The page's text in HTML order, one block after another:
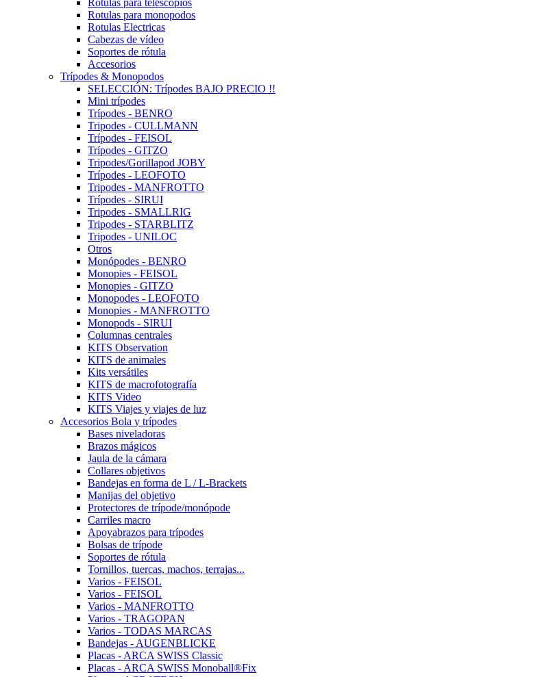
Rótulas para telescopios
Rotulas para monopodos
Rotulas Electricas
Cabezas de vídeo
Soportes de rótula
Accesorios
Trípodes & Monopodos
SELECCIÓN: Trípodes BAJO PRECIO !!
Mini trípodes
Trípodes - BENRO
Tripodes - CULLMANN
Trípodes - FEISOL
Trípodes - GITZO
Tripodes/Gorillapod JOBY
Trípodes - LEOFOTO
Tripodes - MANFROTTO
Trípodes - SIRUI
Tripodes - SMALLRIG
Tripodes - STARBLITZ
Tripodes - UNILOC
Otros
Monópodes - BENRO
Monopies - FEISOL
Monopies - GITZO
Monopodes - LEOFOTO
Monopies - MANFROTTO
Monopods - SIRUI
Columnas centrales
KITS Observation
KITS de animales
Kits versátiles
KITS de macrofotografía
KITS Video
KITS Viajes y viajes de luz
Accesorios Bola y trípodes
Bases niveladoras
Brazos mágicos
Jaula de la cámara
Collares objetivos
Bandejas en forma de L / L-Brackets
Manijas del objetivo
Protectores de trípode/monópode
Carriles macro
Apoyabrazos para trípodes
Bolsas de trípode
Soportes de rótula
Tornillos, tuercas, machos, terrajas...
Varios - FEISOL
Varios - FEISOL
Varios - MANFROTTO
Varios - TRAGOPAN
Varios - TODAS MARCAS
Bandejas - AUGENBLICKE
Placas - ARCA SWISS Classic
Placas - ARCA SWISS Monoball®Fix